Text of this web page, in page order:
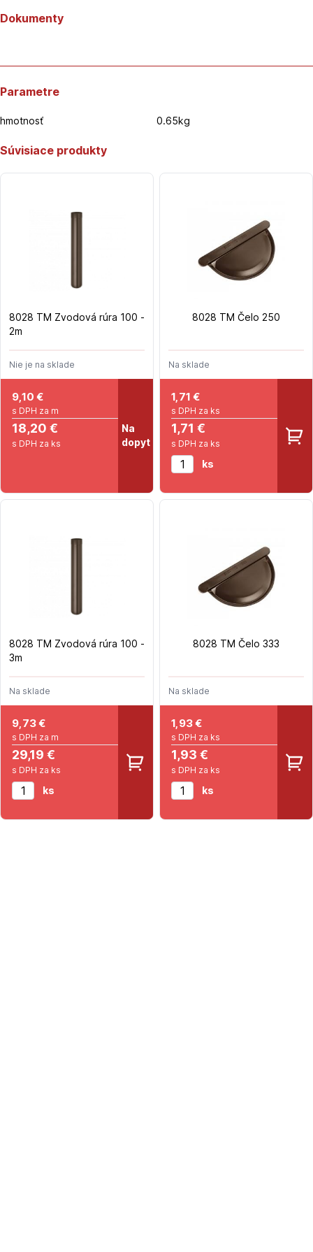
Dokumenty
Parametre
hmotnosť 0.65kg
Súvisiace produkty
8028 TM Zvodová rúra 100 -
2m
Nie je na sklade
9,10 €
s DPH za m
18,20 €
s DPH za ks
Na
dopyt
8028 TM Čelo 250
Na sklade
1,71 €
s DPH za ks
1,71 €
s DPH za ks
ks
8028 TM Zvodová rúra 100 -
3m
Na sklade
9,73€
s DPH za m
29,19 €
s DPH za ks
ks
8028 TM Čelo 333
Na sklade
1,93€
s DPH za ks
1,93 €
s DPH za ks
ks